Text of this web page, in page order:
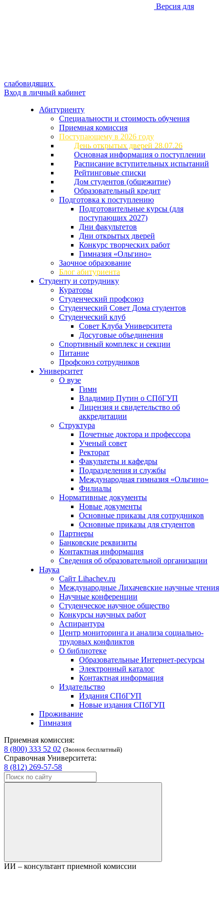
Версия для
слабовидящих
Вход в личный кабинет
Абитуриенту
Специальности и стоимость обучения
Приемная комиссия
Поступающему в 2026 году
День открытых дверей 28.07.26
Основная информация о поступлении
Расписание вступительных испытаний
Рейтинговые списки
Дом студентов (общежитие)
Образовательный кредит
Подготовка к поступлению
Подготовительные курсы (для
поступающих 2027)
Дни факультетов
Дни открытых дверей
Конкурс творческих работ
Гимназия «Ольгино»
Заочное образование
Блог абитуриента
Студенту и сотруднику
Кураторы
Студенческий профсоюз
Студенческий Совет Дома студентов
Студенческий клуб
Совет Клуба Университета
Досуговые объединения
Спортивный комплекс и секции
Питание
Профсоюз сотрудников
Университет
О вузе
Гимн
Владимир Путин о СПбГУП
Лицензия и свидетельство об
аккредитации
Структура
Почетные доктора и профессора
Ученый совет
Ректорат
Факультеты и кафедры
Подразделения и службы
Международная гимназия «Ольгино»
Филиалы
Нормативные документы
Новые документы
Основные приказы для сотрудников
Основные приказы для студентов
Партнеры
Банковские реквизиты
Контактная информация
Сведения об образовательной организации
Наука
Сайт Lihachev.ru
Международные Лихачевские научные чтения
Научные конференции
Студенческое научное общество
Конкурсы научных работ
Аспирантура
Центр мониторинга и анализа социально-
трудовых конфликтов
О библиотеке
Образовательные Интернет-ресурсы
Электронный каталог
Контактная информация
Издательство
Издания СПбГУП
Новые издания СПбГУП
Проживание
Гимназия
Приемная комиссия:
8 (800) 333 52 02 (Звонок бесплатный)
Справочная Университета:
8 (812) 269-57-58
ИИ – консультант приемной комиссии